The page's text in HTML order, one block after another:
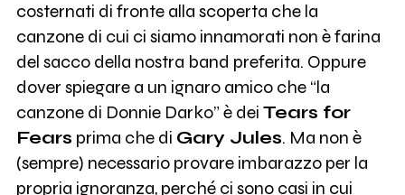
costernati di fronte alla scoperta che la
canzone di cui ci siamo innamorati non è farina
del sacco della nostra band preferita. Oppure
dover spiegare a un ignaro amico che “la
canzone di Donnie Darko” è dei Tears for
Fears prima che di Gary Jules. Ma non è
(sempre) necessario provare imbarazzo per la
propria ignoranza, perché ci sono casi in cui